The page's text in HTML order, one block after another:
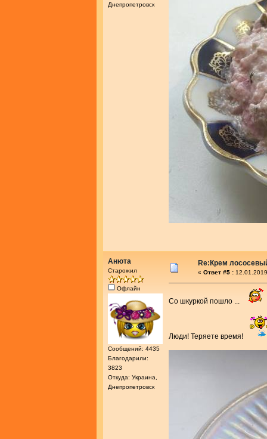
Днепропетровск
Анюта
Старожил
Офлайн
Сообщений: 4435
Благодарили:
3823
Откуда: Украина,
Днепропетровск
Re:Крем
« Ответ #5 :
Со шкуркой пошло ...
Люди! Теряете время!